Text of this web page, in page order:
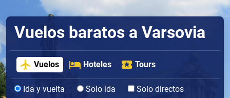
Vuelos baratos a Varsovia
Vuelos Hoteles Tours
Ida y vuelta Solo ida
Solo directos